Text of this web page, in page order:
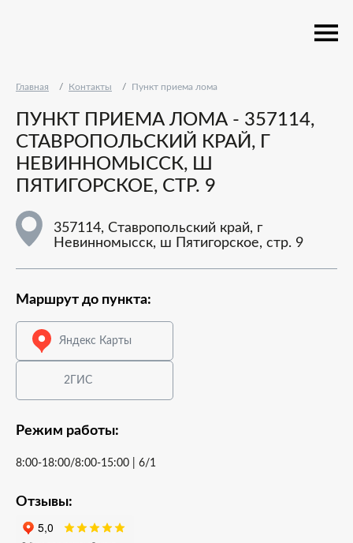
Главная Контакты Пункт приема лома
ПУНКТ ПРИЕМА ЛОМА - 357114,
СТАВРОПОЛЬСКИЙ КРАЙ, Г
НЕВИННОМЫССК, Ш
ПЯТИГОРСКОЕ, СТР. 9
357114, Ставропольский край, г
Невинномысск, ш Пятигорское, стр. 9
Маршрут до пункта:
Яндекс Карты
2ГИС
Режим работы:
8:00-18:00/8:00-15:00 | 6/1
Отзывы: